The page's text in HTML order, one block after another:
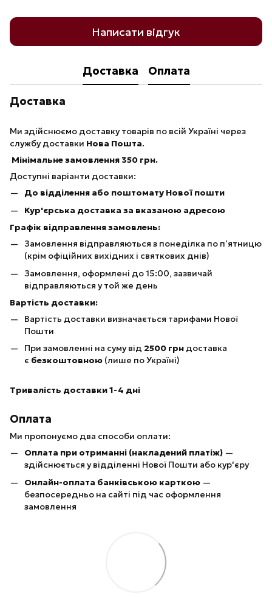
Написати відгук
Доставка Оплата
Доставка
Ми здійснюємо доставку товарів по всій Україні через
службу доставки Нова Пошта.
Мінімальне замовлення 350 грн.
Доступні варіанти доставки:
До відділення або поштомату Нової пошти
Кур'єрська доставка за вказаною адресою
Графік відправлення замовлень:
Замовлення відправляються з понеділка по п’ятницю
(крім офіційних вихідних і святкових днів)
Замовлення, оформлені до 15:00, зазвичай
відправляються у той же день
Вартість доставки:
Вартість доставки визначається тарифами Нової
Пошти
При замовленні на суму від 2500 грн доставка
є безкоштовною (лише по Україні)
Тривалість доставки 1-4 дні
Оплата
Ми пропонуємо два способи оплати:
Оплата при отриманні (накладений платіж) —
здійснюється у відділенні Нової Пошти або кур'єру
Онлайн-оплата банківською карткою —
безпосередньо на сайті під час оформлення
замовлення